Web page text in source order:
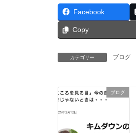
Facebook
Copy
カテゴリー ブログ
ブログ